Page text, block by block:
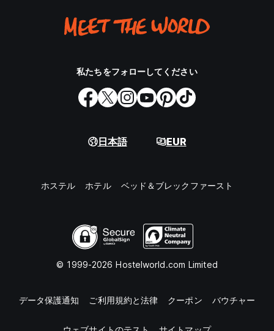
私たちをフォローしてください
日本語 EUR
ホステル ホテル ベッド＆ブレックファースト
© 1999-2026 Hostelworld.com Limited
データ保護通知 ご利用規約と法律 クーポン バウチャー